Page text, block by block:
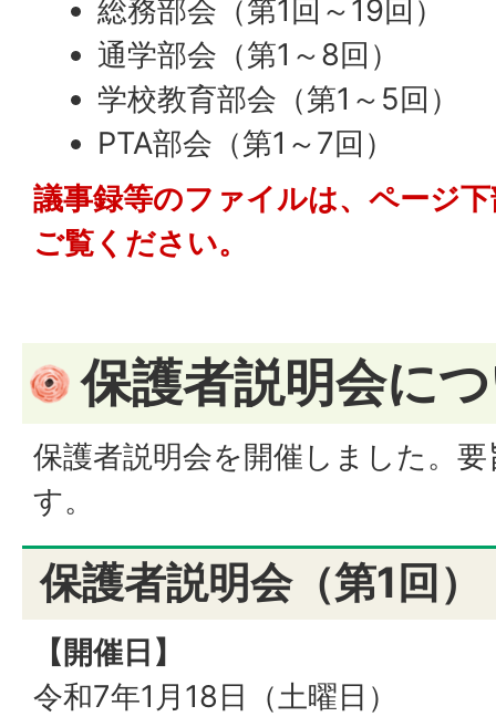
総務部会（第1回～19回）
通学部会（第1～8回）
学校教育部会（第1～5回）
PTA部会（第1～7回）
議事録等のファイルは、ページ
ご覧ください。
保護者説明会に
保護者説明会を開催しました。
す。
保護者説明会（第1回）
【開催日】
令和7年1月18日（土曜日）